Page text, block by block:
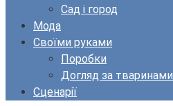
Сад і город
Мода
Своїми руками
Поробки
Догляд за тваринами
Сценарії